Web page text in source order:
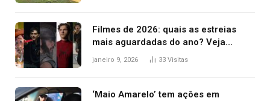
Filmes de 2026: quais as estreias
mais aguardadas do ano? Veja
principais lançamentos do cinema
janeiro 9, 2026 33 Visitas
‘Maio Amarelo’ tem ações em